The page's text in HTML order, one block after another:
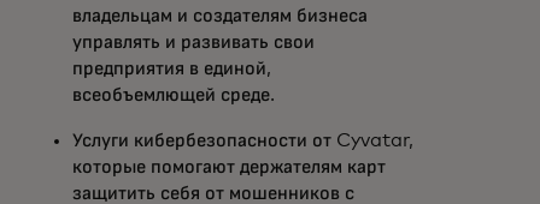
владельцам и создателям бизнеса
управлять и развивать свои
предприятия в единой,
всеобъемлющей среде.
Услуги кибербезопасности от Cyvatar,
которые помогают держателям карт
защитить себя от мошенников с